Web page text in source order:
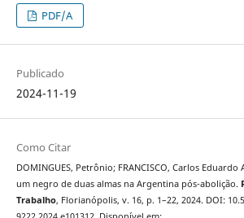
PDF/A
Publicado
2024-11-19
Como Citar
DOMINGUES, Petrônio; FRANCISCO, Carlos
um negro de duas almas na Argentina pós-abolição.
Trabalho, Florianópolis, v. 16, p. 1–22, 2024. DOI: